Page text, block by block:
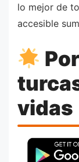
lo mejor de
accesible
vidas